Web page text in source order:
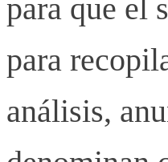
para que el
para
análisis,